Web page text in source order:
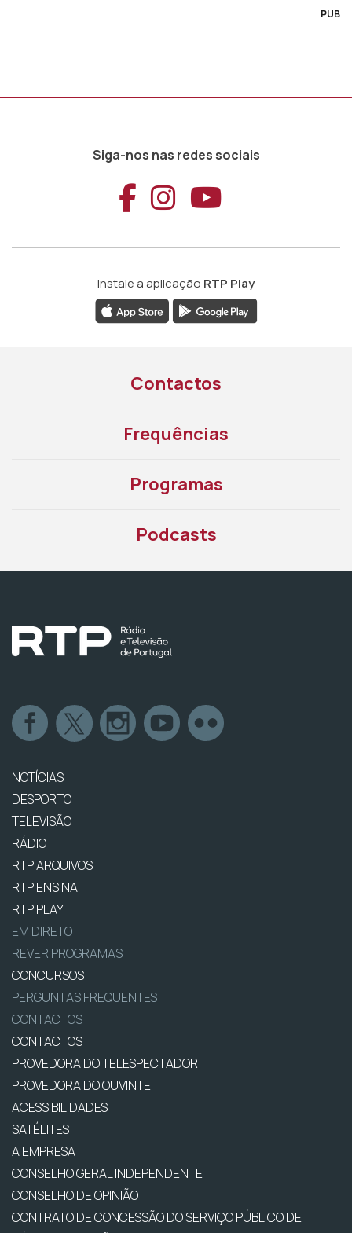
PUB
Siga-nos nas redes sociais
Aceder ao
Aceder ao
Aceder
Instale a aplicação RTP Play
Contactos
Frequências
Programas
Podcasts
NOTÍCIAS
DESPORTO
TELEVISÃO
RÁDIO
RTP ARQUIVOS
RTP ENSINA
RTP PLAY
EM DIRETO
REVER PROGRAMAS
CONCURSOS
PERGUNTAS FREQUENTES
CONTACTOS
CONTACTOS
PROVEDORA DO TELESPECTADOR
PROVEDORA DO OUVINTE
ACESSIBILIDADES
SATÉLITES
A EMPRESA
CONSELHO GERAL INDEPENDENTE
CONSELHO DE OPINIÃO
CONTRATO DE CONCESSÃO DO SERVIÇO PÚBLICO DE